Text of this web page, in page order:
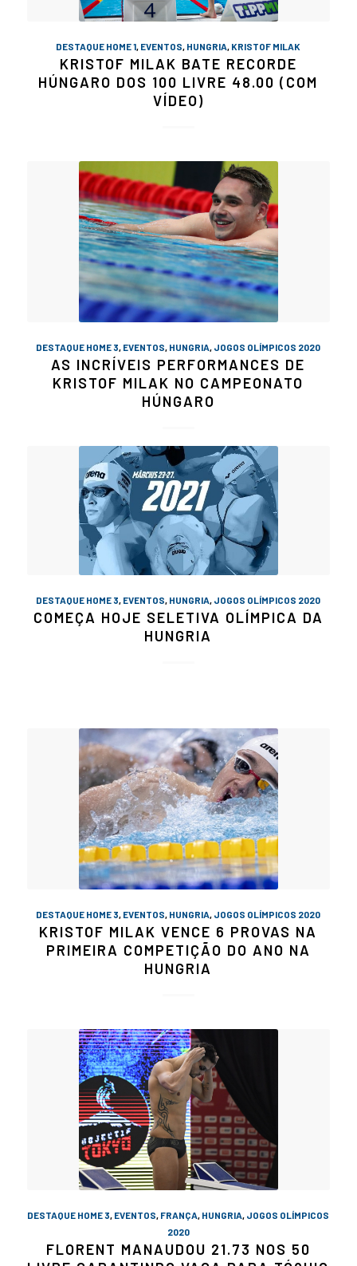
DESTAQUE HOME 1, EVENTOS, HUNGRIA, KRISTOF MILAK
KRISTOF MILAK BATE RECORDE
HÚNGARO DOS 100 LIVRE 48.00 (COM
VÍDEO)
DESTAQUE HOME 3, EVENTOS, HUNGRIA, JOGOS OLÍMPICOS 2020
AS INCRÍVEIS PERFORMANCES DE
KRISTOF MILAK NO CAMPEONATO
HÚNGARO
DESTAQUE HOME 3, EVENTOS, HUNGRIA, JOGOS OLÍMPICOS 2020
COMEÇA HOJE SELETIVA OLÍMPICA DA
HUNGRIA
DESTAQUE HOME 3, EVENTOS, HUNGRIA, JOGOS OLÍMPICOS 2020
KRISTOF MILAK VENCE 6 PROVAS NA
PRIMEIRA COMPETIÇÃO DO ANO NA
HUNGRIA
DESTAQUE HOME 3, EVENTOS, FRANÇA, HUNGRIA, JOGOS OLÍMPICOS
2020
FLORENT MANAUDOU 21.73 NOS 50